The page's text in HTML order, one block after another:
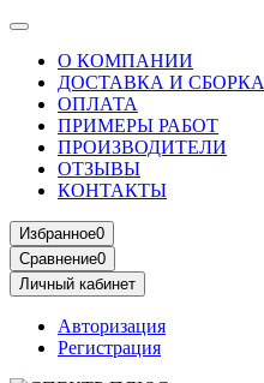
О КОМПАНИИ
ДОСТАВКА И СБОРКА
ОПЛАТА
ПРИМЕРЫ РАБОТ
ПРОИЗВОДИТЕЛИ
ОТЗЫВЫ
КОНТАКТЫ
Избранное0
Сравнение0
Личный кабинет
Авторизация
Регистрация